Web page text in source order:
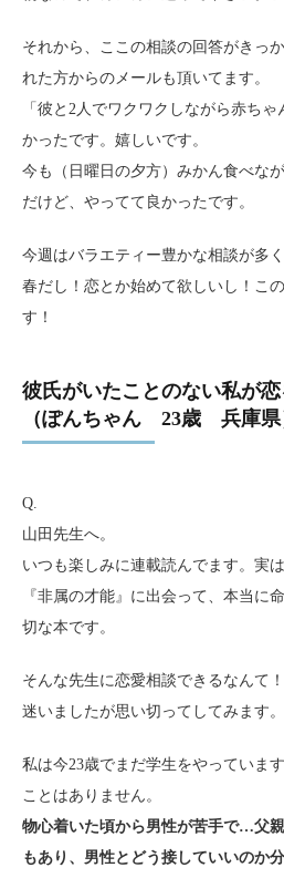
それから、ここの相談の回答がきっ
れた方からのメールも頂いてます。
「彼と2人でワクワクしながら赤ち
かったです。嬉しいです。
今も（日曜日の夕方）みかん食べな
だけど、やってて良かったです。
今週はバラエティー豊かな相談が多
春だし！恋とか始めて欲しいし！こ
す！
彼氏がいたことのない私が恋
（ぽんちゃん 23歳 兵庫県
Q.
山田先生へ。
いつも楽しみに連載読んでます。実
『非属の才能』に出会って、本当に
切な本です。
そんな先生に恋愛相談できるなんて
迷いましたが思い切ってしてみます。
私は今23歳でまだ学生をやっていま
ことはありません。
物心着いた頃から男性が苦手で…父
もあり、男性とどう接していいのか